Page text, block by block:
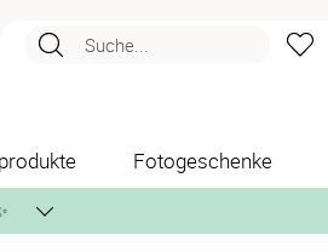
Suche...
Fotogeschenke